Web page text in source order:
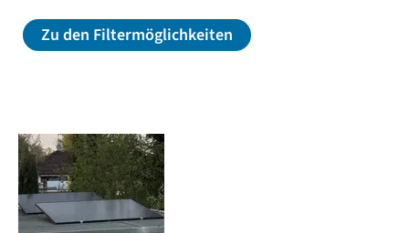
Zu den Filtermöglichkeiten